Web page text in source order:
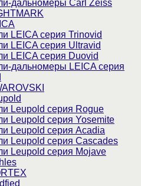
дальномеры Carl Zeiss
LEICA серия Trinovid
LEICA серия Ultravid
LEICA серия Duovid
дальномеры LEICA серия
Leupold серия Rogue
Leupold серия Yosemite
Leupold серия Acadia
Leupold серия Cascades
Leupold серия Mojave